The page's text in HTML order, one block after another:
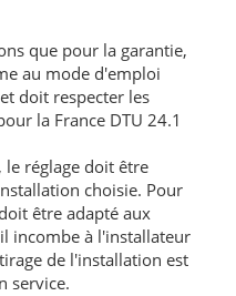
que pour la garantie,
au mode d'emploi
doit respecter les
la France DTU 24.1
le réglage doit être
choisie. Pour
être adapté aux
incombe à l'installateur
de l'installation est
service.